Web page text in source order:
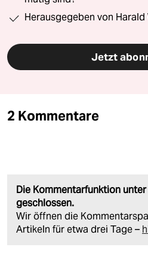
Herausgegeben von Harald
Jetzt
2 Kommentare
Die Kommentarfunktion
geschlossen.
Wir öffnen die
Artikeln für etwa drei Tage –